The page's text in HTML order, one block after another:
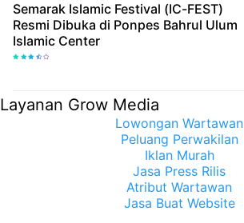
Semarak Islamic Festival (IC-FEST)
Resmi Dibuka di Ponpes Bahrul Ulum
Islamic Center
Layanan Grow Media
Lowongan Wartawan
Peluang Perwakilan
Iklan Murah
Jasa Press Rilis
Atribut Wartawan
Jasa Buat Website